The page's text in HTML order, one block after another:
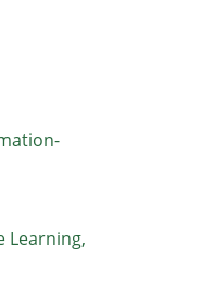
Learning,